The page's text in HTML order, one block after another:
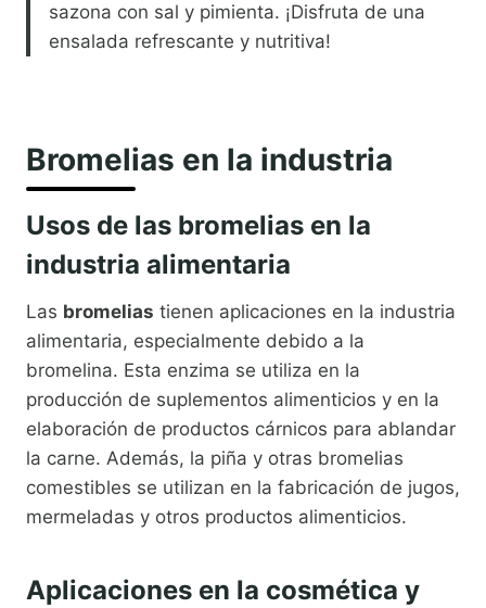
sazona con sal y pimienta. ¡Disfruta de una
ensalada refrescante y nutritiva!
Bromelias en la industria
Usos de las bromelias en la
industria alimentaria
Las bromelias tienen aplicaciones en la industria
alimentaria, especialmente debido a la
bromelina. Esta enzima se utiliza en la
producción de suplementos alimenticios y en la
elaboración de productos cárnicos para ablandar
la carne. Además, la piña y otras bromelias
comestibles se utilizan en la fabricación de jugos,
mermeladas y otros productos alimenticios.
Aplicaciones en la cosmética y